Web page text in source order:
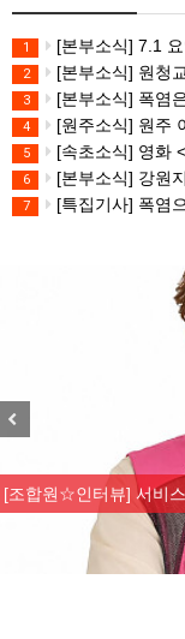
1 [본부소식] 7.1
2 [본부소식] 원청교섭 원년. 초
3 [본부소식] 폭염은 재
4 [원주소식] 원주
5 [속초소식] 영화
6 [본부소식] 강원
7 [특집기사] 폭염
[성명] 막을 수 있었던